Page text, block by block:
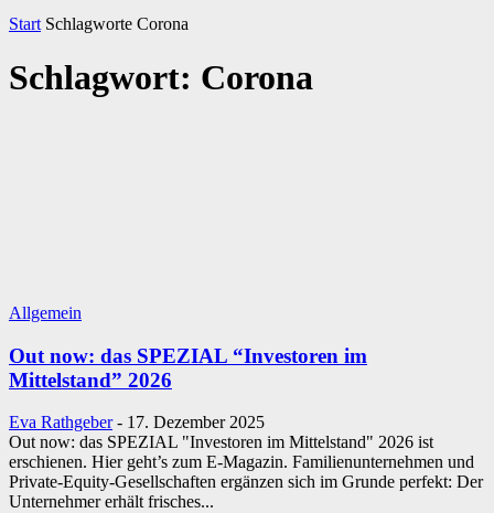
Start Schlagworte Corona
Schlagwort: Corona
Allgemein
Out now: das SPEZIAL “Investoren im
Mittelstand” 2026
Eva Rathgeber - 17. Dezember 2025
Out now: das SPEZIAL "Investoren im Mittelstand" 2026 ist
erschienen. Hier geht’s zum E-Magazin. Familienunternehmen und
Private-Equity-Gesellschaften ergänzen sich im Grunde perfekt: Der
Unternehmer erhält frisches...